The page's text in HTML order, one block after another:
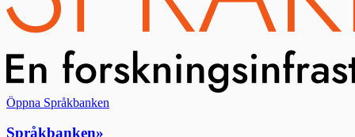
Öppna Språkbanken
Språkbanken»